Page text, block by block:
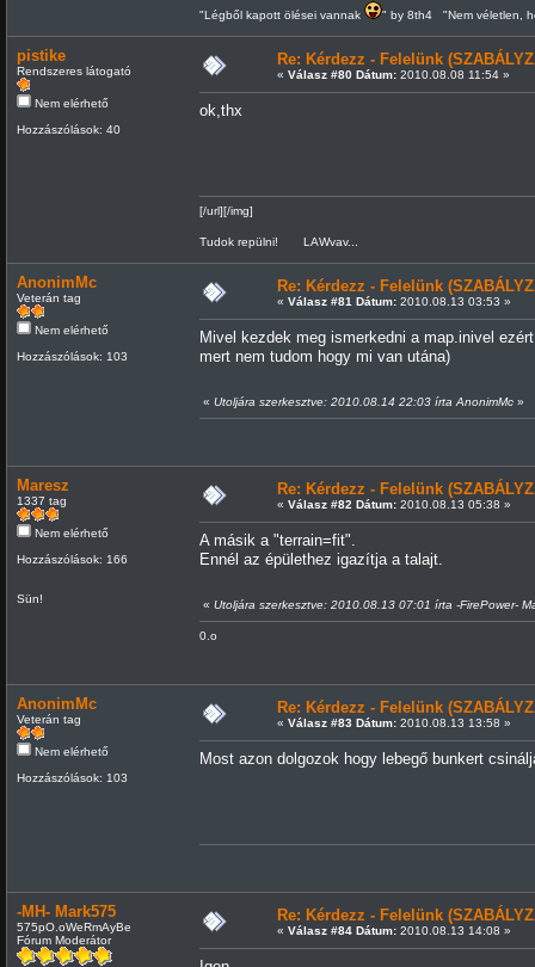
"Légből kapott ölései vannak " by 8th4 "Nem véletlen,
pistike
Rendszeres látogató
Nem elérhető
Hozzászólások: 40
Re: Kérdezz - Felelünk
« Válasz #80 Dátum:2010.08.08 11:54 »
ok,thx
[/url][/img]
Tudok repülni! LAWvav...
AnonimMc
Veterán tag
Nem elérhető
Hozzászólások: 103
Re: Kérdezz - Felelünk
« Válasz #81 Dátum:2010.08.13 03:53 »
Mivel kezdek meg ismerkedni a map.inivel
mert nem tudom hogy mi van utána)
« Utoljára szerkesztve: 2010.08.14 22:03 írta AnonimMc»
Maresz
1337 tag
Nem elérhető
Hozzászólások: 166
Sün!
Re: Kérdezz - Felelünk
« Válasz #82 Dátum:2010.08.13 05:38 »
A másik a "terrain=fit".
Ennél az épülethez igazítja a talajt.
« Utoljára szerkesztve: 2010.08.13 07:01 írta -FirePower-
0.o
AnonimMc
Veterán tag
Nem elérhető
Hozzászólások: 103
Re: Kérdezz - Felelünk
« Válasz #83 Dátum:2010.08.13 13:58 »
Most azon dolgozok hogy lebegő bunkert
-MH- Mark575
575pO.oWeRmAyBe
Fórum Moderátor
Re: Kérdezz - Felelünk
« Válasz #84 Dátum:2010.08.13 14:08 »